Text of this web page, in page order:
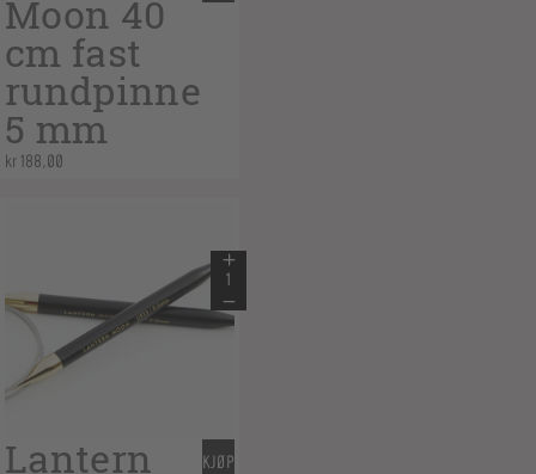
Moon 40
cm fast
rundpinne
5 mm
kr188,00
Lantern KJØP